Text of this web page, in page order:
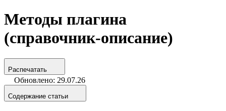
Методы плагина
(справочник-описание)
Распечатать
Обновлено: 29.07.26
Содержание статьи